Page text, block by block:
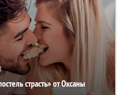
страсть» от Оксаны